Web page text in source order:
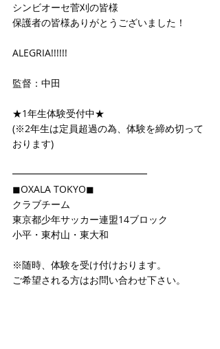
シンビオーセ菅刈の皆様
保護者の皆様ありがとうございました！
ALEGRIA!!!!!!
監督：中田
★1年生体験受付中★
(※2年生は定員超過の為、体験を締め切って
おります)
━━━━━━━━━━━━━━
◼OXALA TOKYO◼
クラブチーム
東京都少年サッカー連盟14ブロック
小平・東村山・東大和
※随時、体験を受け付けおります。
ご希望される方はお問い合わせ下さい。